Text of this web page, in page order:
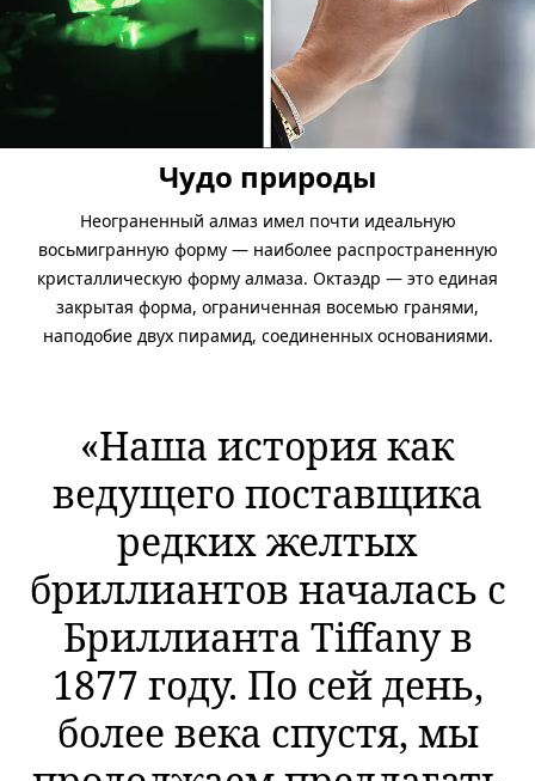
Чудо природы
Неограненный алмаз имел почти идеальную
восьмигранную форму — наиболее распространенную
кристаллическую форму алмаза. Октаэдр — это единая
закрытая форма, ограниченная восемью гранями,
наподобие двух пирамид, соединенных основаниями.
«Наша история как
ведущего поставщика
редких желтых
бриллиантов началась с
Бриллианта Tiffany в
1877 году. По сей день,
более века спустя, мы